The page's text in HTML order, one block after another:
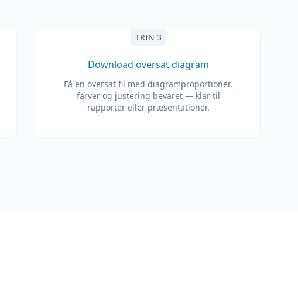
TRIN 3
Download oversat diagram
Få en oversat fil med diagramproportioner,
farver og justering bevaret — klar til
rapporter eller præsentationer.